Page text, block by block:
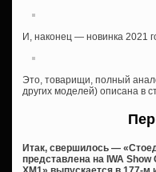
И, наконец — новинка 2021
Это, товарищи, полный
других моделей) описана в
Итак, свершилось —
представлена на IWA